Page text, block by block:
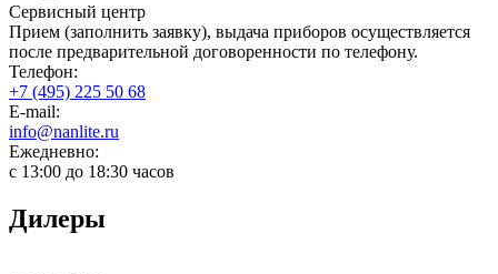
Сервисный центр
Прием (заполнить заявку), выдача приборов осуществляется
после предварительной договоренности по телефону.
Телефон:
+7 (495) 225 50 68
E-mail:
info@nanlite.ru
Ежедневно:
с 13:00 до 18:30 часов
Дилеры